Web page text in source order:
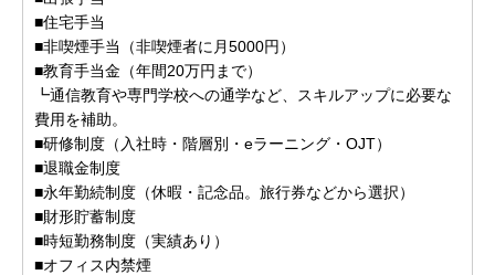
■住宅手当
■非喫煙手当（非喫煙者に月5000円）
■教育手当金（年間20万円まで）
┗通信教育や専門学校への通学など、スキルアップに必要な
費用を補助。
■研修制度（入社時・階層別・eラーニング・OJT）
■退職金制度
■永年勤続制度（休暇・記念品。旅行券などから選択）
■財形貯蓄制度
■時短勤務制度（実績あり）
■オフィス内禁煙